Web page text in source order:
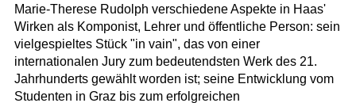
Marie-Therese Rudolph verschiedene Aspekte in Haas'
Wirken als Komponist, Lehrer und öffentliche Person: sein
vielgespieltes Stück "in vain", das von einer
internationalen Jury zum bedeutendsten Werk des 21.
Jahrhunderts gewählt worden ist; seine Entwicklung vom
Studenten in Graz bis zum erfolgreichen